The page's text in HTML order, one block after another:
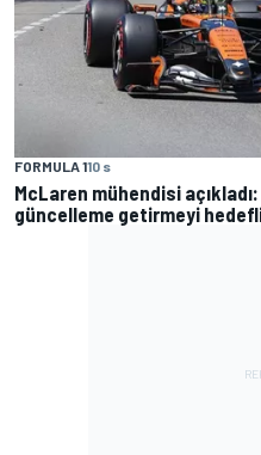
FORMULA 110 s
McLaren mühendisi
güncelleme getirmeyi